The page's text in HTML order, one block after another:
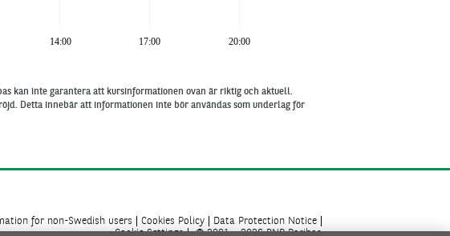
14:00 20:00
17:00
kan inte garantera att kursinformationen ovan är riktig och aktuell.
Detta innebär att informationen inte bör användas som underlag för
for non-Swedish users Cookies Policy
Data Protection Notice
Cookie Settings
© 2001 - 2026 BNP Paribas